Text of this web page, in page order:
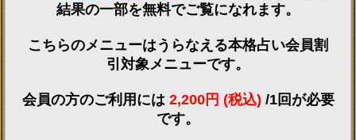
結果の一部を無料でご覧になれます。
こちらのメニューはうらなえる本格占い会員割
引対象メニューです。
会員の方のご利用には 2,200円 (税込) /1回が必要
です。